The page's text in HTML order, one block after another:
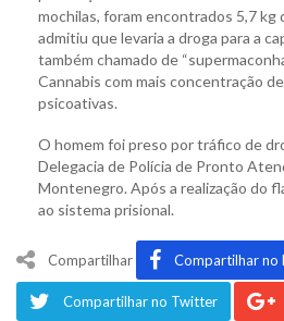
mochilas, foram encontrados 5,7 kg
admitiu que levaria a droga para a
também chamado de
Cannabis com mais concentração
psicoativas.
O homem foi preso por tráfico de
Delegacia de Polícia de Pronto
Montenegro. Após a realização do
ao sistema prisional.
Compartilhar Compartilhar no
Compartilhar no Twitter